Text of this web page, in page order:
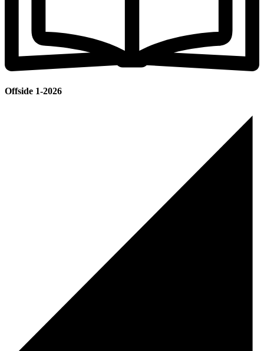
Offside 1-2026